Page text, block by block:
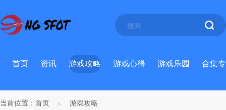
首页 资讯 游戏攻略 游戏心得 游戏乐园 合集
当前位置： 首页 游戏攻略